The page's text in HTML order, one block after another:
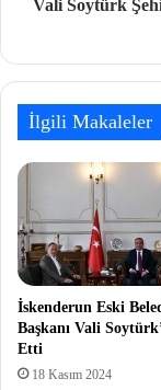
Vali Soytürk
İlgili Makaleler
İskenderun Eski
Başkanı Vali
Etti
18 Kasım 2024